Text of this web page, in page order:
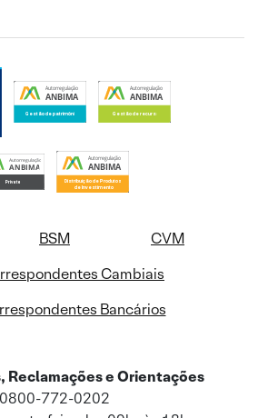
BSM
CVM
Cambiais
Bancários
Reclamações e Orientações
0800-772-0202